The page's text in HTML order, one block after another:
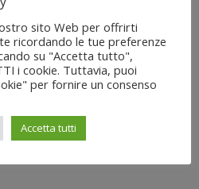
di prova e mi ha catturato,
è certo. Consiglio a tutti
ti cambia non solo il fisico, ma
sito Web per offrirti
ricordando le tue preferenze
su "Accetta tutto",
i cookie. Tuttavia, puoi
per fornire un consenso
Accetta tutti